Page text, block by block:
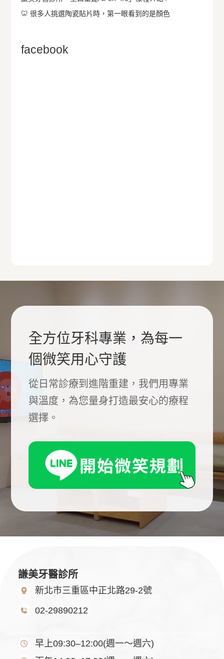
🦷 很多人挑選陶瓷貼片時，第一眼看到的是顏色
facebook
全方位牙科專業，為每一
個微笑用心守護
從日常診療到進階重建，我們用專業
與溫度，為您量身打造最安心的療程
選擇。
謙美牙醫診所
新北市三重區中正北路29-2號
02-29890212
早上09:30–12:00(週一～週六)